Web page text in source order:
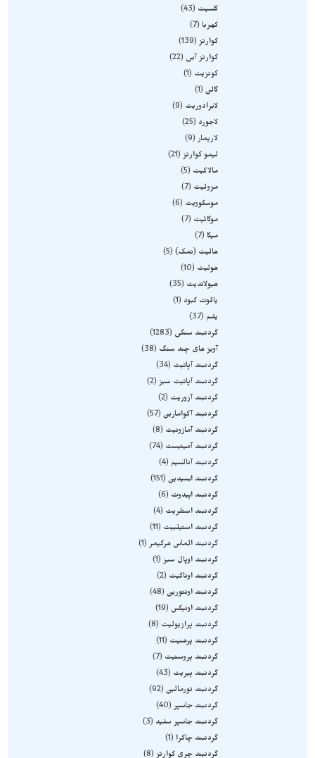
کلسیت
43
کهربا
7
کوارتز 139
کوارتز آبی
22
کونزیت
1
گالن 1
لابرادوریت
9
لاجورد
25
لاریمار 9
لیمو کوارتز 21
مالاکیت
5
مزولیت
7
موسکوویت
6
موکائیت
7
میکا
7
هالیت (نمک) 5
هولیت
10
هیولاندیت
35
یاقوت کبود
1
یشم
37
گردنبند سنگی
1283
آویز های چند سنگ
38
گردنبند آپاتیت
34
گردنبند آپاتیت سبز 2
گردنبند آزوریت
2
گردنبند آکوامارین 57
گردنبند آمازونیت
8
گردنبند آمیتیست
74
گردنبند آنالسیم
4
گردنبند ابسیدین 151
گردنبند اپیدوت
6
گردنبند استلریت
4
گردنبند استیلبیت
11
گردنبند الماس هرکیمر 1
گردنبند اوپال سبز 1
گردنبند اوناکیت
2
گردنبند اونتورین 48
گردنبند اونیکس
19
گردنبند پرازیولیت
8
گردنبند پرهنیت
11
گردنبند پروستیت
7
گردنبند پیریت
43
گردنبند تورمالین 92
گردنبند جاسپر 40
گردنبند جاسپر سفید
3
گردنبند چاکرا
1
گردنبند چری کوارتز 8